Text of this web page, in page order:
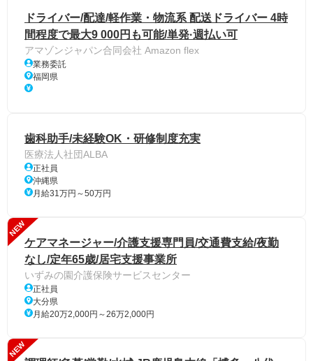
ドライバー/配達/軽作業・物流系 配送ドライバー 4時
間程度で最大9 000円も可能/単発·週払い可
アマゾンジャパン合同会社 Amazon flex
業務委託
福岡県
歯科助手/未経験OK・研修制度充実
医療法人社団ALBA
正社員
沖縄県
月給31万円～50万円
NEW
ケアマネージャー/介護支援専門員/交通費支給/夜勤
なし/定年65歳/居宅支援事業所
いずみの園介護保険サービスセンター
正社員
大分県
月給20万2,000円～26万2,000円
NEW